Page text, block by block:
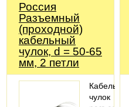
Россия
Разъемный
(проходной)
кабельный
чулок, d = 50-65
мм, 2 петли
Кабельный
чулок